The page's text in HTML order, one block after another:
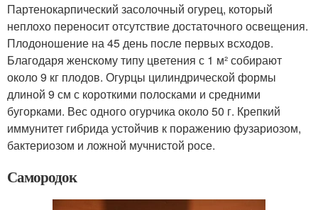
Партенокарпический засолочный огурец, который
неплохо переносит отсутствие достаточного освещения.
Плодоношение на 45 день после первых всходов.
Благодаря женскому типу цветения с 1 м² собирают
около 9 кг плодов. Огурцы цилиндрической формы
длиной 9 см с короткими полосками и средними
бугорками. Вес одного огурчика около 50 г. Крепкий
иммунитет гибрида устойчив к поражению фузариозом,
бактериозом и ложной мучнистой росе.
Самородок